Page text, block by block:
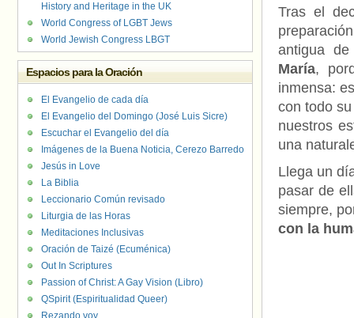
Tras el
antigua
María,
inmensa:
con todo
nuestros
una
Llega un
pasar de
siempre,
con la
History and Heritage in the UK
World Congress of LGBT Jews
World Jewish Congress LBGT
Espacios para la Oración
El Evangelio de cada día
El Evangelio del Domingo (José Luis Sicre)
Escuchar el Evangelio del día
Imágenes de la Buena Noticia, Cerezo Barredo
Jesús in Love
La Biblia
Leccionario Común revisado
Liturgia de las Horas
Meditaciones Inclusivas
Oración de Taizé (Ecuménica)
Out In Scriptures
Passion of Christ: A Gay Vision (Libro)
QSpirit (Espiritualidad Queer)
Rezando voy